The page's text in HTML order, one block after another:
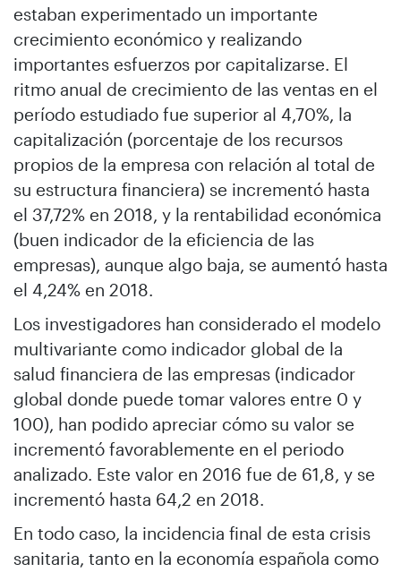
estaban experimentado un importante
crecimiento económico y realizando
importantes esfuerzos por capitalizarse. El
ritmo anual de crecimiento de las ventas en el
período estudiado fue superior al 4,70%, la
capitalización (porcentaje de los recursos
propios de la empresa con relación al total de
su estructura financiera) se incrementó hasta
el 37,72% en 2018, y la rentabilidad económica
(buen indicador de la eficiencia de las
empresas), aunque algo baja, se aumentó hasta
el 4,24% en 2018.
Los investigadores han considerado el modelo
multivariante como indicador global de la
salud financiera de las empresas (indicador
global donde puede tomar valores entre 0 y
100), han podido apreciar cómo su valor se
incrementó favorablemente en el periodo
analizado. Este valor en 2016 fue de 61,8, y se
incrementó hasta 64,2 en 2018.
En todo caso, la incidencia final de esta crisis
sanitaria, tanto en la economía española como